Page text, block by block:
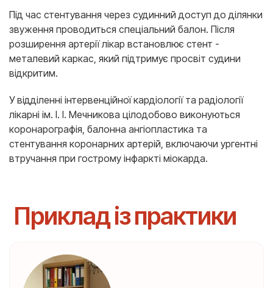
Під час стентування через судинний доступ до ділянки
звуження проводиться спеціальний балон. Після
розширення артерії лікар встановлює стент -
металевий каркас, який підтримує просвіт судини
відкритим.
У відділенні інтервенційної кардіології та радіології
лікарні ім. І. І. Мечникова цілодобово виконуються
коронарографія, балонна ангіопластика та
стентування коронарних артерій, включаючи ургентні
втручання при гострому інфаркті міокарда.
Приклад із практики